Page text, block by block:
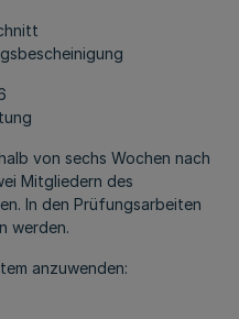
von sechs Wochen nach
Mitgliedern des
In den Prüfungsarbeiten
werden.
anzuwenden: